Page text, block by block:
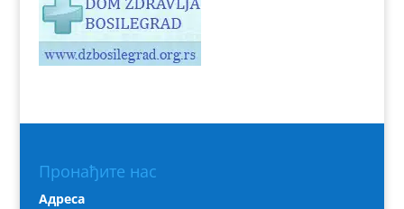
Пронађите нас
Адреса